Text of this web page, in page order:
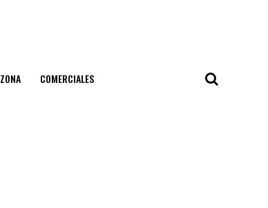
ZONA COMERCIALES